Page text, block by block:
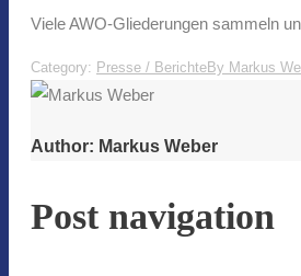
Viele AWO-Gliederungen sammeln
Category: Presse / BerichteBy Markus
Author: Markus Weber
Post navigation